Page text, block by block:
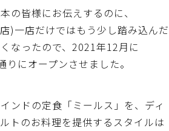
の皆様にお伝えするのに、
)一店だけではもう少し踏み込んだ
なったので、2021年12月に
りにオープンさせました。
ンドの定食「ミールス」を、ディ
トのお料理を提供するスタイルは